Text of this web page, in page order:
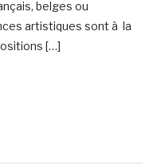
belges ou
artistiques sont à la
[…]